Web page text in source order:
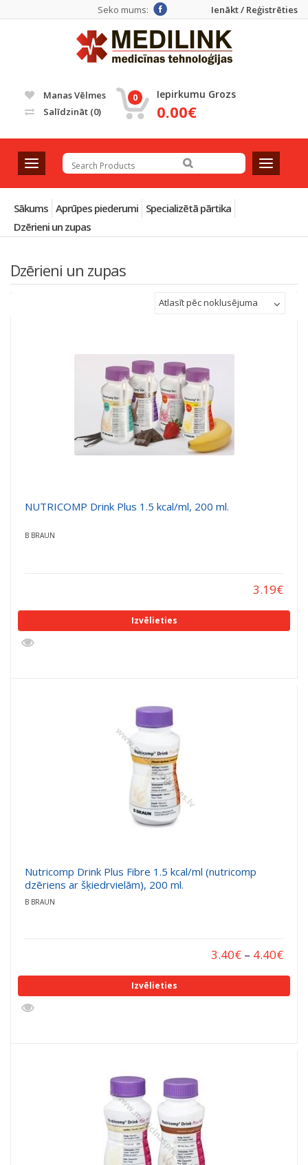
Ienākt / Reģistrēties
Seko mums:
Manas Vēlmes
Salīdzināt (0)
0 Iepirkumu Grozs
0.00€
T
o
g
g
e
a
v
T
o
g
e
Sākums Aprūpes piederumi Specializētā pārtika
Dzērieni un zupas
Dzērieni un zupas
Atlasīt pēc noklusējuma
NUTRICOMP Drink Plus 1.5 kcal/ml, 200 ml.
B BRAUN
3.19€
Izvēlieties
Nutricomp Drink Plus Fibre 1.5 kcal/ml (nutricomp
dzēriens ar šķiedrvielām), 200 ml.
B BRAUN
3.40€ – 4.40€
Izvēlieties